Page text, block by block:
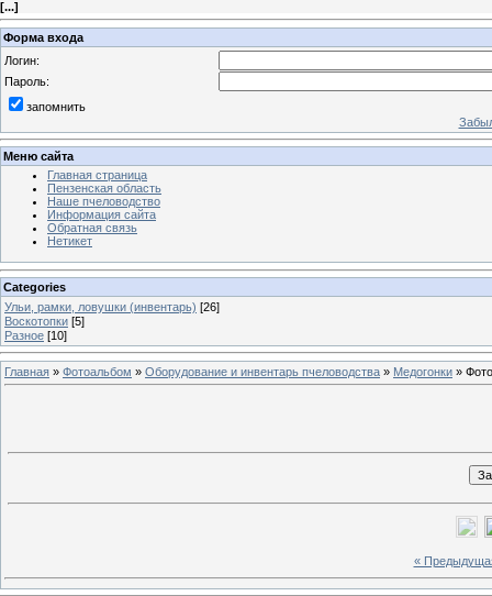
[...]
Форма входа
Логин:
Пароль:
запомнить
Меню сайта
Главная страница
Пензенская область
Наше пчеловодство
Информация сайта
Обратная связь
Нетикет
Categories
Ульи, рамки, ловушки (инвентарь) [26]
Воскотопки [5]
Разное [10]
Главная » Фотоальбом » Оборудование и инвентарь пчеловодства » Медогонки »
«